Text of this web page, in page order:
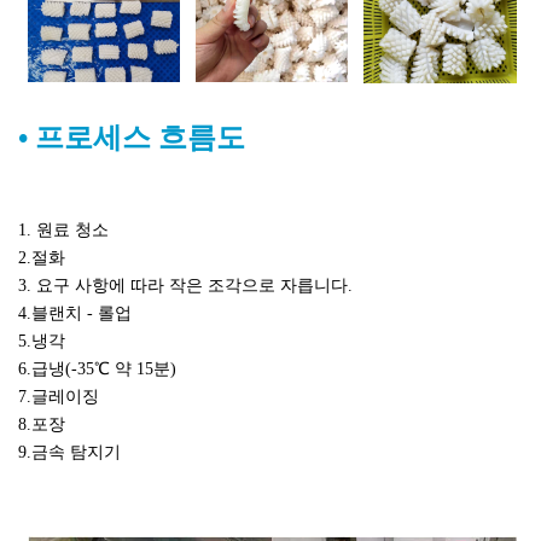
• 프로세스 흐름도
1. 원료 청소
2.절화
3. 요구 사항에 따라 작은 조각으로 자릅니다.
4.블랜치 - 롤업
5.냉각
6.급냉(-35℃ 약 15분)
7.글레이징
8.포장
9.금속 탐지기